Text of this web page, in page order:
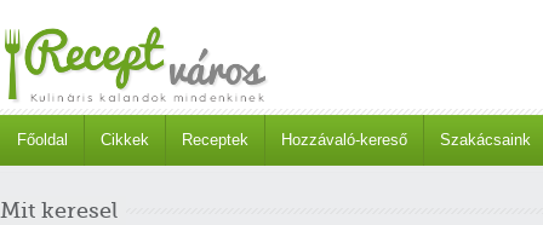
Főoldal Cikkek Receptek Hozzávaló-kereső Szakácsaink
Mit keresel